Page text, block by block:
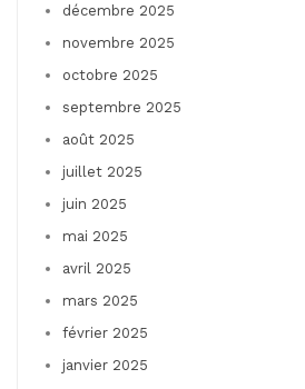
décembre 2025
novembre 2025
octobre 2025
septembre 2025
août 2025
juillet 2025
juin 2025
mai 2025
avril 2025
mars 2025
février 2025
janvier 2025